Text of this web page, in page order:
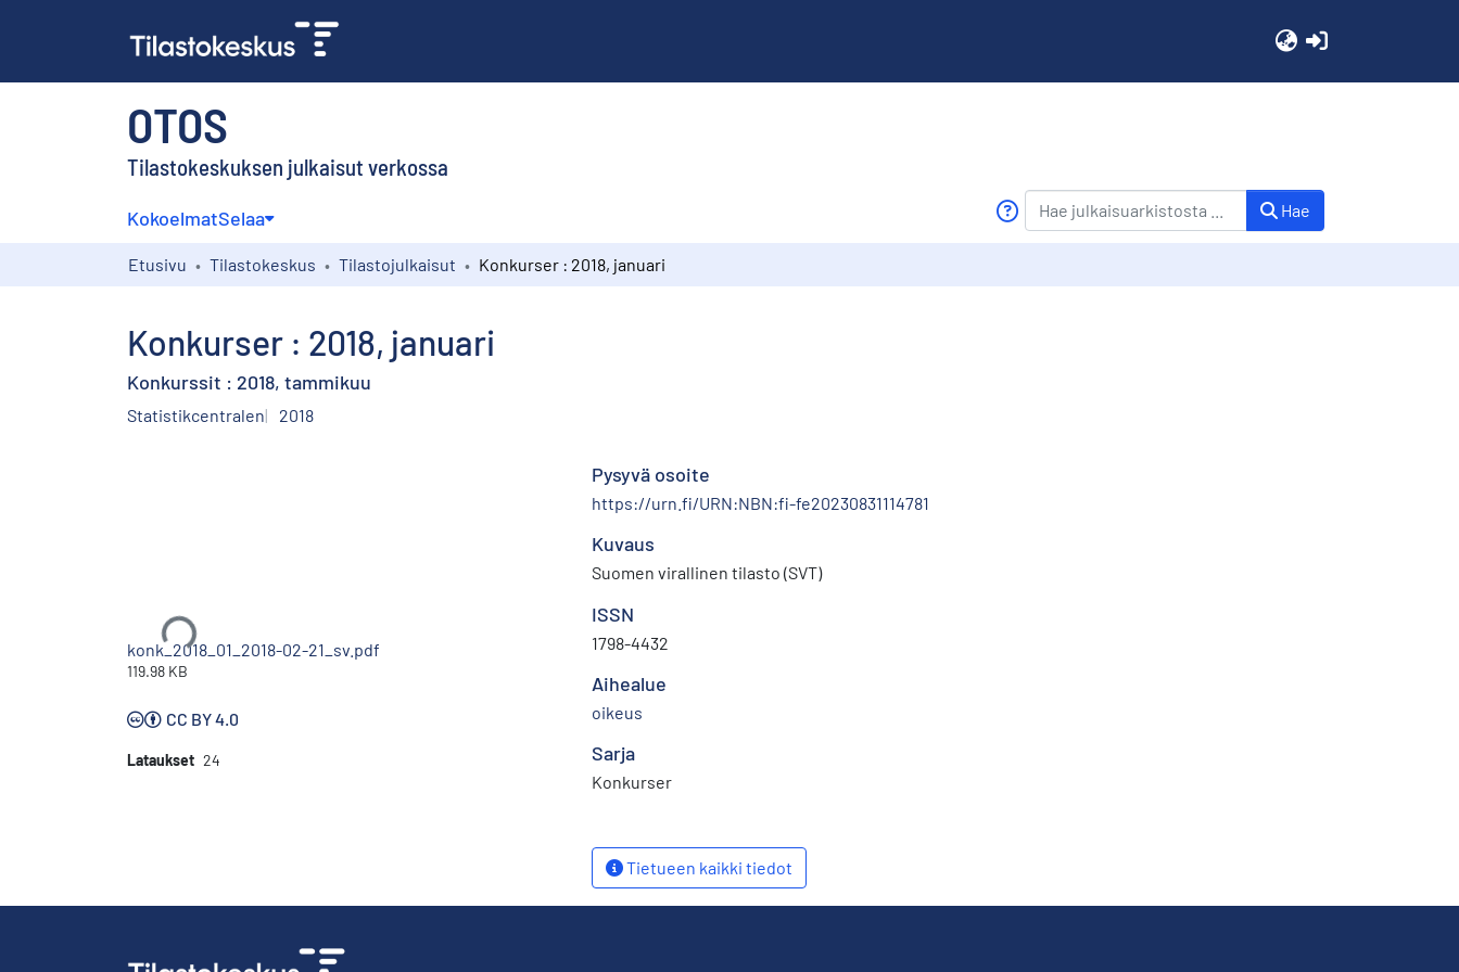
OTOS
Tilastokeskuksen julkaisut verkossa
KokoelmatSelaa Hae
Etusivu Tilastokeskus Tilastojulkaisut Konkurser : 2018, januari
Konkurser : 2018, januari
Konkurssit : 2018, tammikuu
Statistikcentralen 2018
Ladataan...
konk_2018_01_2018-02-21_sv.pdf
119.98 KB
CC BY 4.0
Lataukset 24
Pysyvä osoite
https://urn.fi/URN:NBN:fi-fe20230831114781
Kuvaus
Suomen virallinen tilasto (SVT)
ISSN
1798-4432
Aihealue
oikeus
Sarja
Konkurser
Tietueen kaikki tiedot